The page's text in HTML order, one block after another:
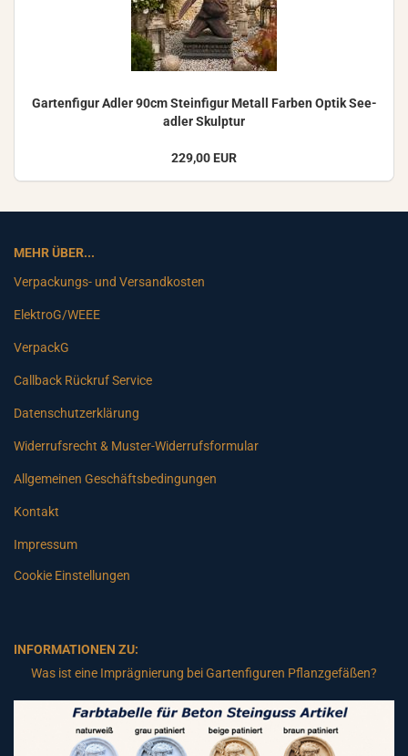
Gar­ten­fi­gur Adler 90cm Stein­fi­gur Me­tall Far­ben Optik See­
ad­ler Skulp­tur
229,00 EUR
MEHR ÜBER...
Verpackungs- und Versandkosten
ElektroG/WEEE
VerpackG
Callback Rückruf Service
Datenschutzerklärung
Widerrufsrecht & Muster-Widerrufsformular
Allgemeinen Geschäftsbedingungen
Kontakt
Impressum
Cookie Einstellungen
INFORMATIONEN ZU:
Was ist eine Imprägnierung bei Gartenfiguren Pflanzgefäßen?